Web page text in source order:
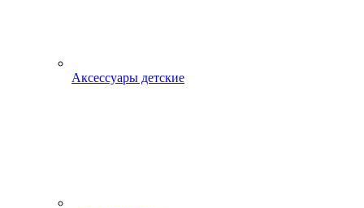
Аксессуары детские